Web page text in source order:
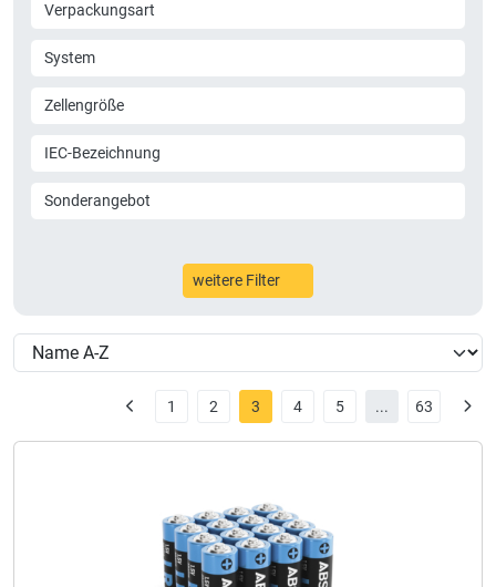
Verpackungsart
System
Zellengröße
IEC-Bezeichnung
Sonderangebot
weitere Filter
1 2 3 4 5 ... 63